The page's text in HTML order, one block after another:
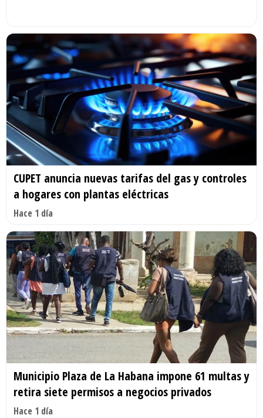
CUPET anuncia nuevas tarifas del gas y controles
a hogares con plantas eléctricas
Hace 1 día
Municipio Plaza de La Habana impone 61 multas y
retira siete permisos a negocios privados
Hace 1 día